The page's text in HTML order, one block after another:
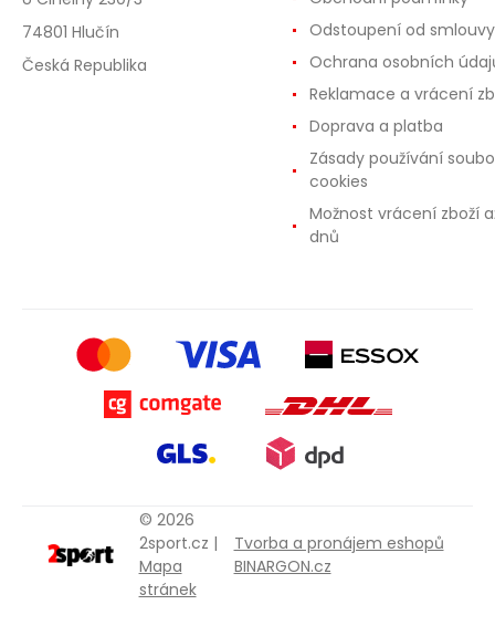
74801 Hlučín
Česká Republika
Odstoupení od smlouvy
Ochrana osobních
Reklamace a vrácení
Doprava a platba
Zásady používání
cookies
Možnost vrácení zboží
dnů
© 2026
2sport.cz |
Mapa
stránek
Tvorba a pronájem eshopů
BINARGON.cz